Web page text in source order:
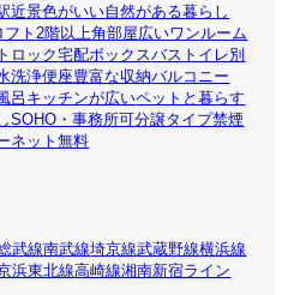
近景色がいい自然がある暮らし
フト 2階以上角部屋広いワンルーム
ロック宅配ボックスバストイレ別
洗浄便座豊富な収納バルコニー
呂 キッチンが広いペットと暮らす
SOHO・事務所可分譲タイプ禁煙
ネット無料
武線南武線埼京線武蔵野線横浜線
浜東北線高崎線湘南新宿ライン